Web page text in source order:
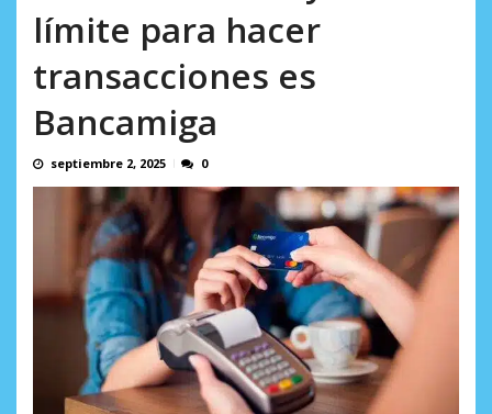
límite para hacer
transacciones es
Bancamiga
septiembre 2, 2025 0